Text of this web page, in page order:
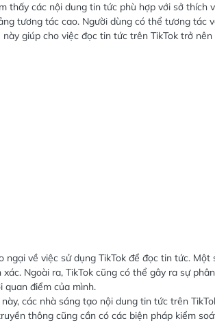
thấy các nội dung tin tức phù hợp với sở thích
tương tác cao. Người dùng có thể tương
giúp cho việc đọc tin tức trên TikTok trở
ngại về việc sử dụng TikTok để đọc tin tức.
Ngoài ra, TikTok cũng có thể gây ra sự
quan điểm của mình.
các nhà sáng tạo nội dung tin tức trên
thông cũng cần có các biện pháp kiểm